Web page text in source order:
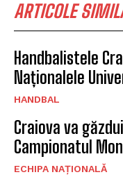
ARTICOLE
Handbalistele
Naționalele
HANDBAL
Craiova va
Campionatul
ECHIPA NAȚIONALĂ